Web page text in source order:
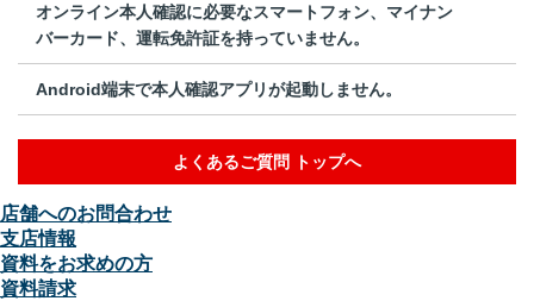
オンライン本人確認に必要なスマートフォン、マイナン
バーカード、運転免許証を持っていません。
Android端末で本人確認アプリが起動しません。
よくあるご質問 トップへ
店舗へのお問合わせ
支店情報
資料をお求めの方
資料請求